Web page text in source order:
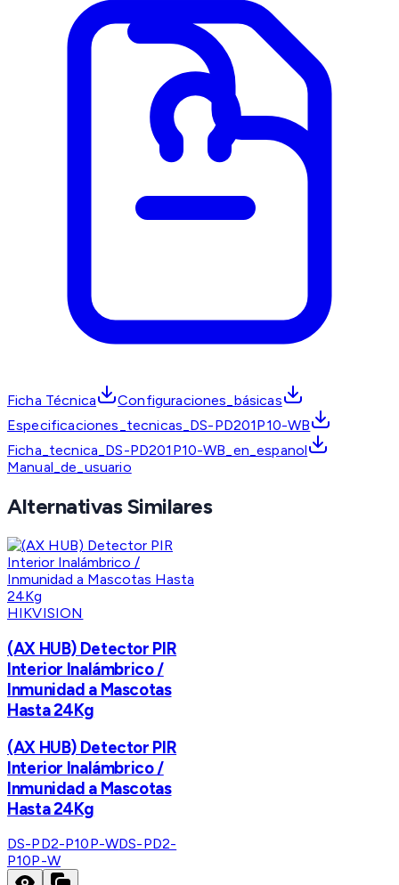
Ficha Técnica
Configuraciones_básicas
Especificaciones_tecnicas_DS-PD201P10-WB
Ficha_tecnica_DS-PD201P10-WB_en_espanol
Manual_de_usuario
Alternativas Similares
HIKVISION
(AX HUB) Detector PIR
Interior Inalámbrico /
Inmunidad a Mascotas
Hasta 24Kg
(AX HUB) Detector PIR
Interior Inalámbrico /
Inmunidad a Mascotas
Hasta 24Kg
DS-PD2-P10P-WDS-PD2-
P10P-W